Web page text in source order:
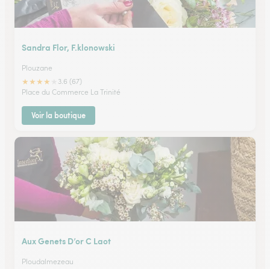
Sandra Flor, F.klonowski
Plouzane
★★★★
3.6 (67)
Place du Commerce La Trinité
Voir la boutique
Aux Genets D’or C Laot
Ploudalmezeau